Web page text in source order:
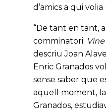
d’amics a qui
“De tant en tant,
comminatori:
descriu Joan
Enric Granados
sense saber que
aquell moment, la
Granados,